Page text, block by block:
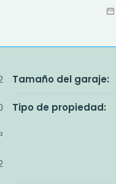
Tamaño del garaje:
Tipo de propiedad: